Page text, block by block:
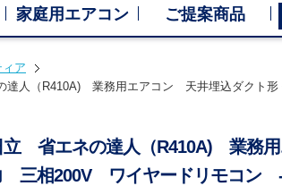
家庭用エアコン ご提案商品
ア
人（R410A) 業務用エアコン 天井埋込ダクト形
立 省エネの達人（R410A) 業務
三相200V ワイヤードリモコン